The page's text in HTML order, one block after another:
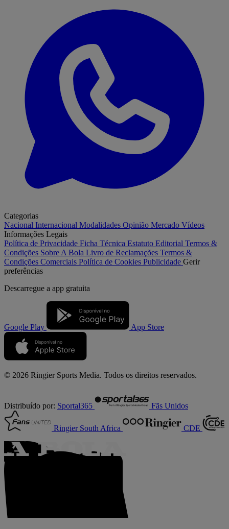
Categorias
Nacional Internacional Modalidades Opinião Mercado Vídeos
Informações Legais
Política de Privacidade Ficha Técnica Estatuto Editorial Termos &
Condições Sobre A Bola Livro de Reclamações Termos &
Condições Comerciais Política de Cookies Publicidade Gerir
preferências
Descarregue a app gratuita
Google Play App Store
© 2026 Ringier Sports Media. Todos os direitos reservados.
Distribuído por: Sportal365 Fãs Unidos
Ringier South Africa CDE